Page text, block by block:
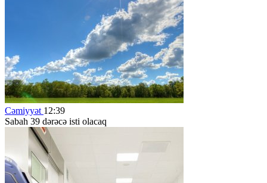
Cəmiyyət 12:39
Sabah 39 dərəcə isti olacaq